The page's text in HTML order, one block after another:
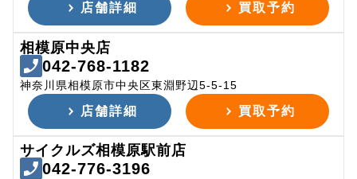
店舗詳細 買取予約
相模原中央店
042-768-1182
神奈川県相模原市中央区東淵野辺5-5-15
店舗詳細 買取予約
サイクルズ相模原駅前店
042-776-3196